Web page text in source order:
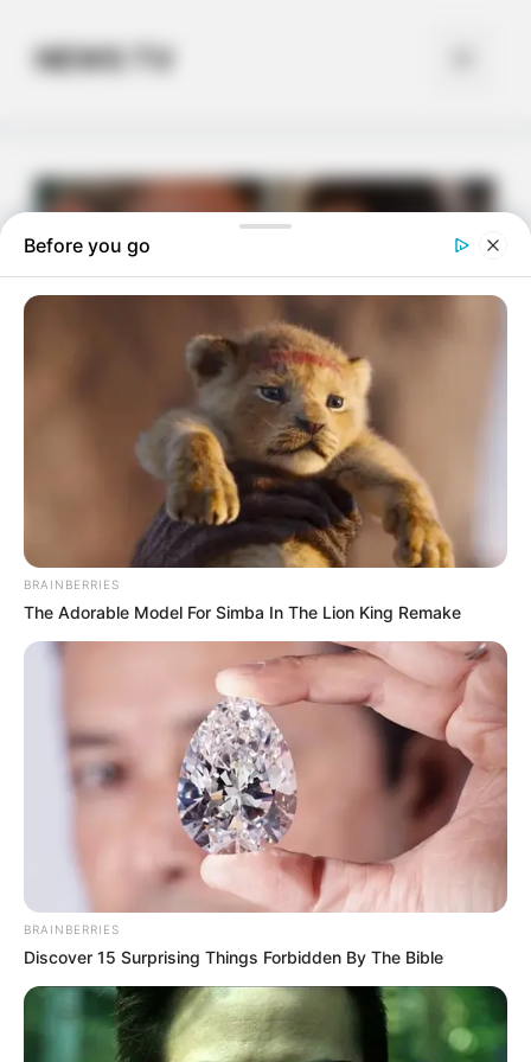
contentNEWS TV
Karim et Victor
partagent un
moment d’émotion
: la lettre
déchirante de Nina
– Demain nous
Before you go
BRAINBERRIES
The Adorable Model For Simba In The Lion King Remake
BRAINBERRIES
Discover 15 Surprising Things Forbidden By The Bible